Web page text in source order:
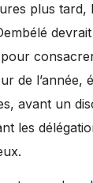
plus tard,
de l’année,
avant un
les